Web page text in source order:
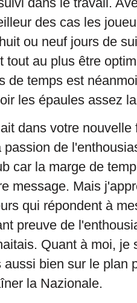
des cas les
ou neuf jours de
tout au plus être
de temps est
les épaules assez
dans votre nouvelle
de
car la marge de
message. Mais
qui répondent à
preuve de
Quant à moi, je
bien sur le plan
la Nazionale.